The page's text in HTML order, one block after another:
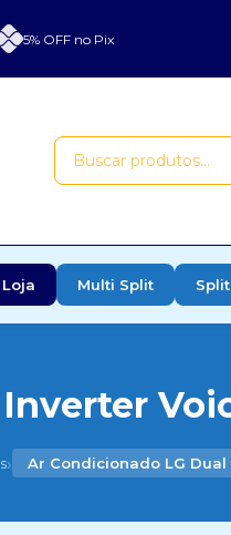
5% OFF no Pix
Multi Split
› Ar Condicionado LG